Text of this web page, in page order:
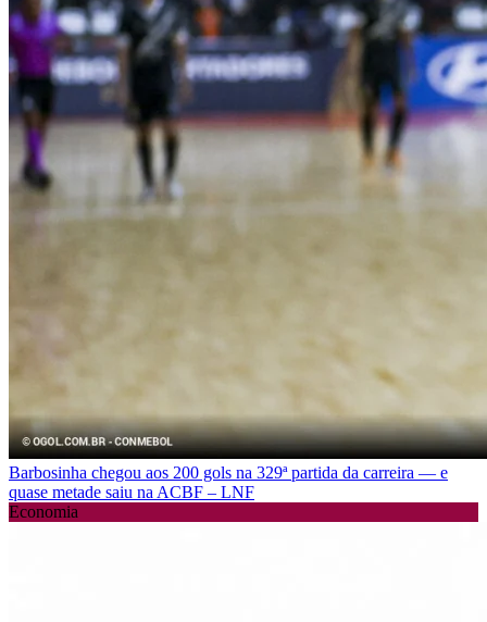
Barbosinha chegou aos 200 gols na 329ª partida da carreira — e
quase metade saiu na ACBF – LNF
Economia